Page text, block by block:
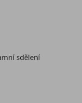
sdělení